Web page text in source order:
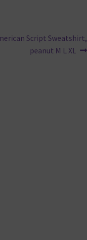
Script Sweatshirt,
peanut M L XL